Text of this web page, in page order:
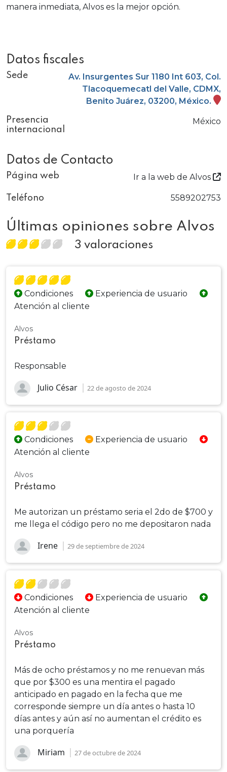
manera inmediata, Alvos es la mejor opción.
Datos fiscales
Sede
Av. Insurgentes Sur 1180 Int 603, Col.
Tlacoquemecatl del Valle, CDMX,
Benito Juárez, 03200, México.
Presencia
internacional
México
Datos de Contacto
Página web Ir a la web de Alvos
Teléfono 5589202753
Últimas opiniones sobre Alvos
3 valoraciones
Condiciones
Experiencia de usuario
Atención al cliente
Alvos
Préstamo
Responsable
Julio César 22 de agosto de 2024
Condiciones
Experiencia de usuario
Atención al cliente
Alvos
Préstamo
Me autorizan un préstamo seria el 2do de $700 y
me llega el código pero no me depositaron nada
Irene 29 de septiembre de 2024
Condiciones
Experiencia de usuario
Atención al cliente
Alvos
Préstamo
Más de ocho préstamos y no me renuevan más
que por $300 es una mentira el pagado
anticipado en pagado en la fecha que me
corresponde siempre un día antes o hasta 10
días antes y aún así no aumentan el crédito es
una porquería
Miriam 27 de octubre de 2024